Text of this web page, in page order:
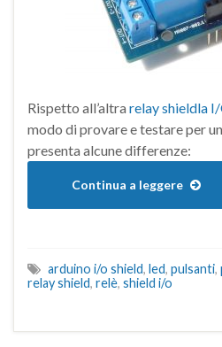
Rispetto all’altra relay shieldla
modo di provare e testare per
presenta alcune differenze:
Continua a leggere
arduino i/o shield, led, pulsanti,
relay shield, relè, shield i/o